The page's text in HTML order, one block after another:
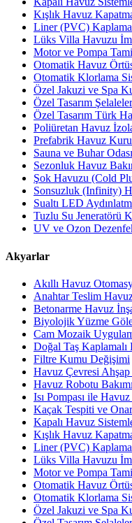
Kışlık Havuz
Liner (PVC) Kaplama
Lüks Villa Havuzu
Motor ve Pompa
Otomatik Havuz
Otomatik Klorlama
Özel Jakuzi ve Spa
Özel Tasarım Şelaleler
Özel Tasarım Türk
Poliüretan Havuz
Prefabrik Havuz
Sauna ve Buhar
Sezonluk Havuz
Şok Havuzu (Cold
Sonsuzluk (Infinity)
Sualtı LED
Tuzlu Su Jeneratörü
UV ve Ozon
Akyarlar
Akıllı Havuz
Anahtar Teslim Havuz
Betonarme Havuz
Biyolojik Yüzme
Cam Mozaik
Doğal Taş Kaplamalı
Filtre Kumu Değişimi
Havuz Çevresi
Havuz Robotu Bakımı
Isı Pompası ile Havuz
Kaçak Tespiti ve
Kapalı Havuz
Kışlık Havuz
Liner (PVC) Kaplama
Lüks Villa Havuzu
Motor ve Pompa
Otomatik Havuz
Otomatik Klorlama
Özel Jakuzi ve Spa